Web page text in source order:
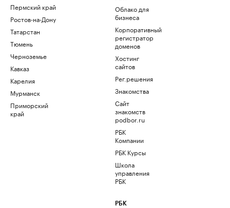
Пермский край
Ростов-на-Дону
Татарстан
Тюмень
Черноземье
Кавказ
Карелия
Мурманск
Приморский
край
Облако для
бизнеса
Корпоративный
регистратор
доменов
Хостинг
сайтов
Рег.решения
Знакомства
Сайт
знакомств
podbor.ru
РБК
Компании
РБК Курсы
Школа
управления
РБК
РБК